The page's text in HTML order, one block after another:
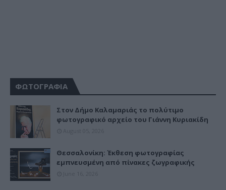
ΦΩΤΟΓΡΑΦΙΑ
Στον Δήμο Καλαμαριάς το πολύτιμο
φωτογραφικό αρχείο του Γιάννη Κυριακίδη
Θεσσαλονίκη: Έκθεση φωτογραφίας
εμπνευσμένη από πίνακες ζωγραφικής